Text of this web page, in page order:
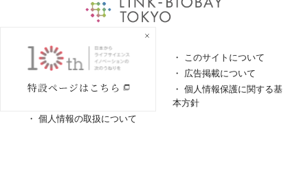
よくあるご質問
このサイトについて
ロゴガイドライン
広告掲載について
特定商取引法に基づく表
個人情報保護に関する基
本方針
個人情報の取扱について